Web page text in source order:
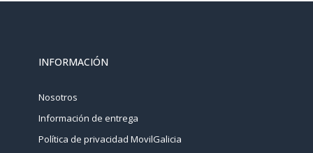
INFORMACIÓN
Nosotros
Información de entrega
Política de privacidad MovilGalicia